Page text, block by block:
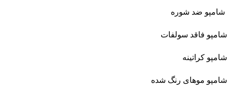
شامپو ضد شوره
شامپو فاقد سولفات
شامپو کراتینه
شامپو موهای رنگ شده